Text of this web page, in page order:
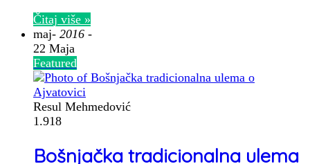
Čitaj više »
maj- 2016 -
22 Maja
Featured
Resul Mehmedović
1.918
Bošnjačka tradicionalna ulema